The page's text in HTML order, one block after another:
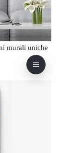
murali uniche